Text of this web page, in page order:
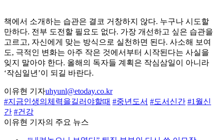
책에서 소개하는 습관은 결코 거창하지 않다. 누구나 시도할
만하다. 전부 도전할 필요도 없다. 가장 개선하고 싶은 습관을
고르고, 자신에게 맞는 방식으로 실천하면 된다. 사소해 보여
도, 극적인 변화는 아주 작은 것에서부터 시작된다는 사실을
잊지 말아야 한다. 올해의 독자들 계획은 작심삼일이 아니라
‘작심일년’이 되길 바란다.
이유현 기자uhyunl@etoday.co.kr
#지금인생의체력을길러야할때 #중년도서 #도서신간 #1월신
간 #건강
이유현 기자의 주요 뉴스